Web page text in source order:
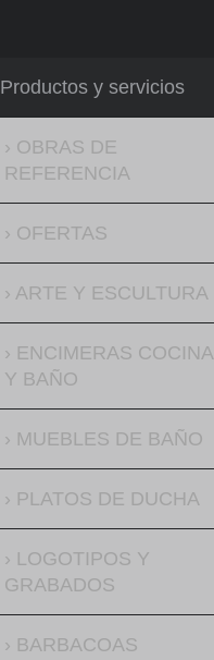
Productos y servicios
OBRAS DE
REFERENCIA
OFERTAS
ARTE Y ESCULTURA
ENCIMERAS COCINA
Y BAÑO
MUEBLES DE BAÑO
PLATOS DE DUCHA
LOGOTIPOS Y
GRABADOS
BARBACOAS